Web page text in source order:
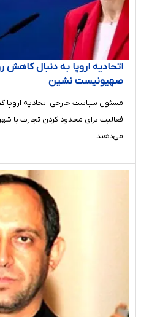
اتحادیه اروپا به دنبال
صهیونیست نشین
مسئول سیاست خارجی اتحادیه اروپا
فعالیت برای محدود کردن تجارت با
می‌دهند.